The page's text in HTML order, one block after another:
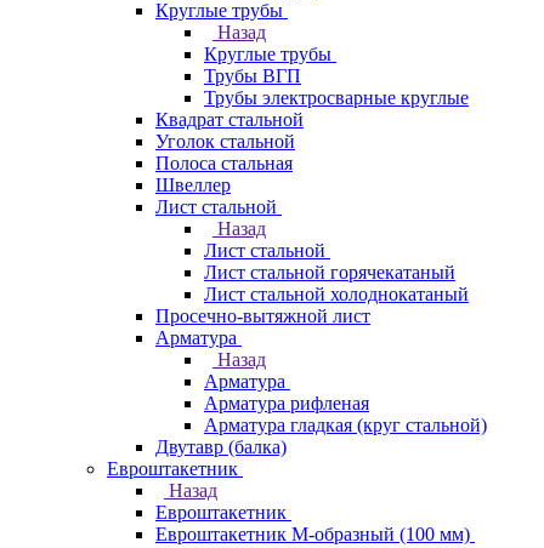
Круглые трубы
Назад
Круглые трубы
Трубы ВГП
Трубы электросварные круглые
Квадрат стальной
Уголок стальной
Полоса стальная
Швеллер
Лист стальной
Назад
Лист стальной
Лист стальной горячекатаный
Лист стальной холоднокатаный
Просечно-вытяжной лист
Арматура
Назад
Арматура
Арматура рифленая
Арматура гладкая (круг стальной)
Двутавр (балка)
Евроштакетник
Назад
Евроштакетник
Евроштакетник М-образный (100 мм)